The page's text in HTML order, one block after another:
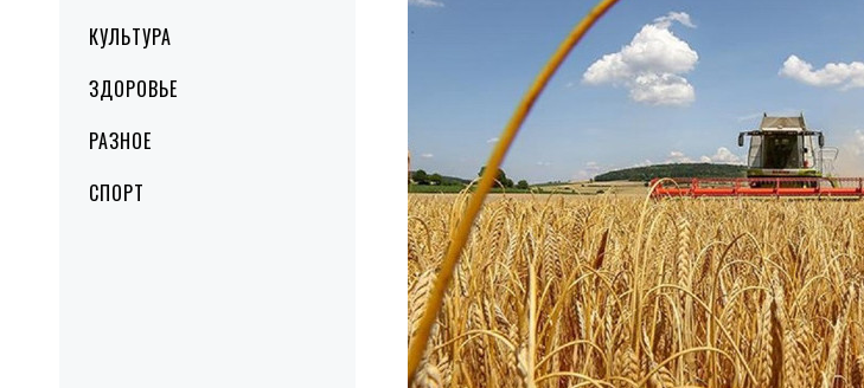
КУЛЬТУРА
ЗДОРОВЬЕ
РАЗНОЕ
СПОРТ